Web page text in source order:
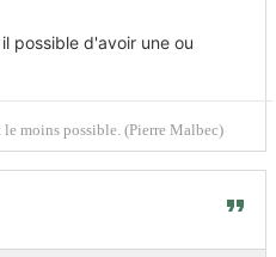
possible d'avoir une ou
moins possible. (Pierre Malbec)